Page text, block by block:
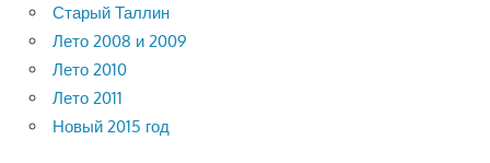
Старый Таллин
Лето 2008 и 2009
Лето 2010
Лето 2011
Новый 2015 год